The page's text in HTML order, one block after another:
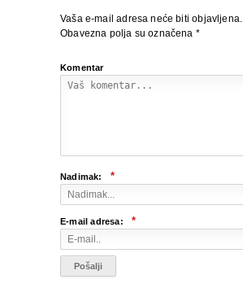
Vaša e-mail adresa neće biti objavljena.
Obavezna polja su označena *
Komentar
Nadimak: *
E-mail adresa: *